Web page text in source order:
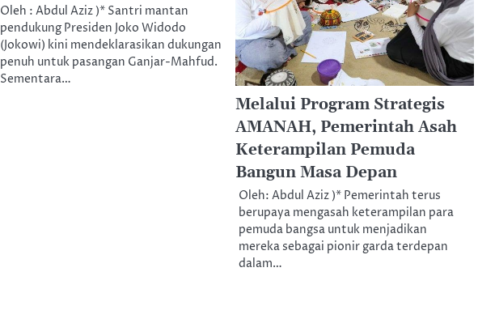
Oleh : Abdul Aziz )* Santri mantan
pendukung Presiden Joko Widodo
(Jokowi) kini mendeklarasikan dukungan
penuh untuk pasangan Ganjar-Mahfud.
Sementara…
Melalui Program Strategis
AMANAH, Pemerintah Asah
Keterampilan Pemuda
Bangun Masa Depan
Oleh: Abdul Aziz )* Pemerintah terus
berupaya mengasah keterampilan para
pemuda bangsa untuk menjadikan
mereka sebagai pionir garda terdepan
dalam…